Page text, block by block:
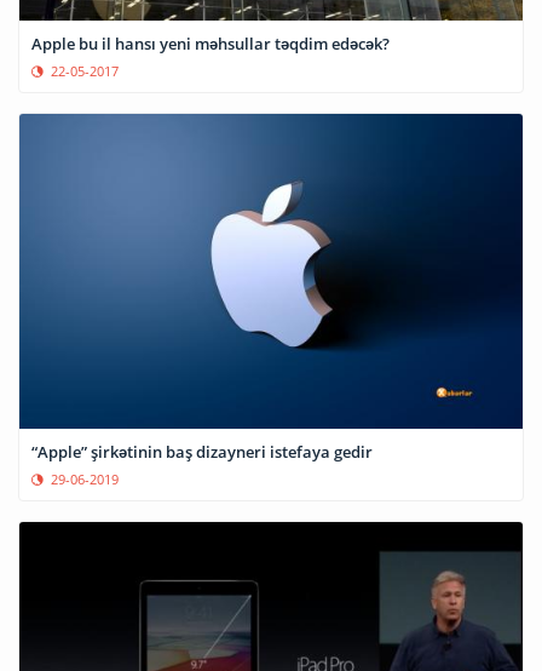
Apple bu il hansı yeni məhsullar təqdim edəcək?
22-05-2017
“Apple” şirkətinin baş dizayneri istefaya gedir
29-06-2019